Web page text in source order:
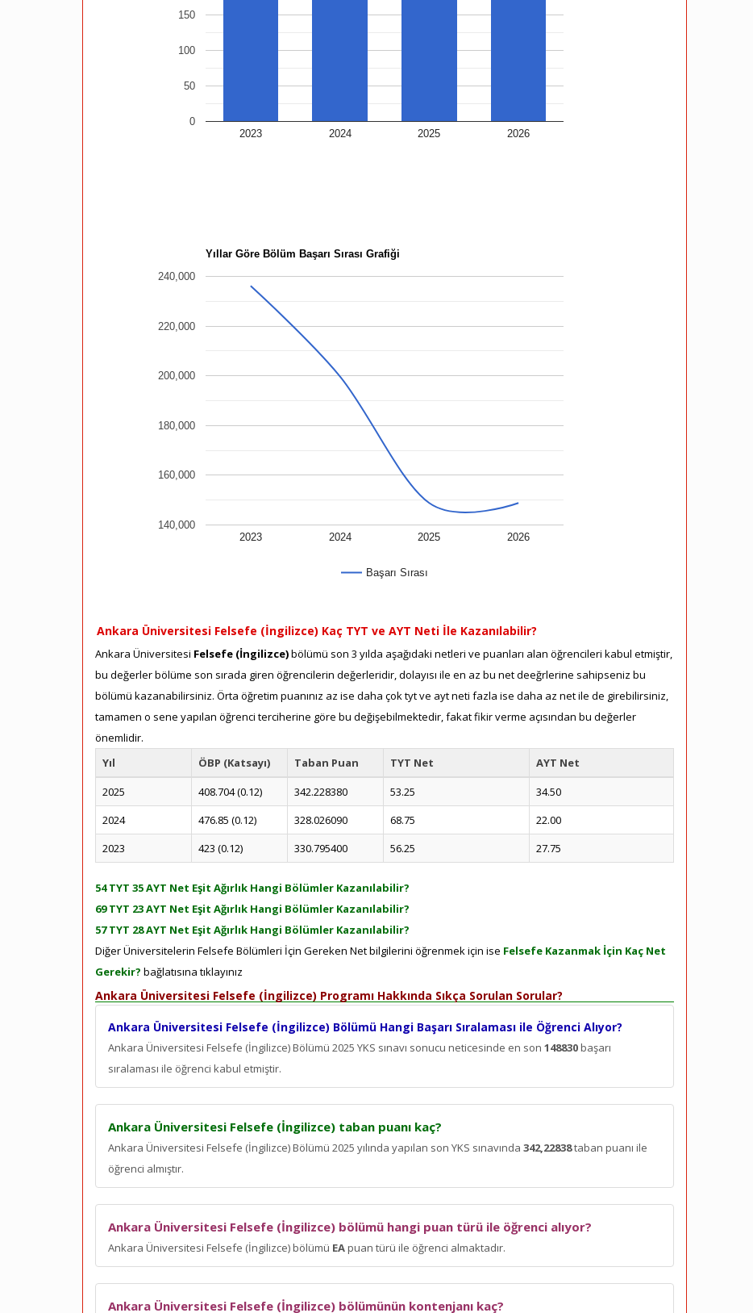
2023 2024 2025 2026
0
50
100
150
Yıllar Göre Bölüm Başarı Sırası Grafiği
Başarı Sırası
2023 2024 2025 2026
140,000
160,000
180,000
200,000
220,000
240,000
Ankara Üniversitesi Felsefe (İngilizce) Kaç TYT ve AYT Neti İle Kazanılabilir?
Ankara Üniversitesi Felsefe (İngilizce)bölümü son 3 yılda aşağıdaki netleri ve puanları alan öğrencileri kabul etmiştir,
bu değerler bölüme son sırada giren öğrencilerin değerleridir, dolayısı ile en az bu net deeğrlerine sahipseniz bu
bölümü kazanabilirsiniz. Örta öğretim puanınız az ise daha çok tyt ve ayt neti fazla ise daha az net ile de girebilirsiniz,
tamamen o sene yapılan öğrenci terciherine göre bu değişebilmektedir, fakat fikir verme açısından bu değerler
önemlidir.
Yıl
ÖBP (Katsayı) Taban Puan TYT Net
AYT Net
2025
408.704 (0.12) 342.228380 53.25
34.50
2024
476.85 (0.12) 328.026090 68.75
22.00
2023
423 (0.12) 330.795400 56.25 27.75
54 TYT 35 AYT Net Eşit Ağırlık Hangi Bölümler Kazanılabilir?
69 TYT 23 AYT Net Eşit Ağırlık Hangi Bölümler Kazanılabilir?
57 TYT 28 AYT Net Eşit Ağırlık Hangi Bölümler Kazanılabilir?
Diğer Üniversitelerin Felsefe Bölümleri İçin Gereken Net bilgilerini öğrenmek için ise Felsefe Kazanmak İçin Kaç Net
Gerekir? bağlatısına tıklayınız
Ankara Üniversitesi Felsefe (İngilizce) Programı Hakkında Sıkça Sorulan Sorular?
Ankara Üniversitesi Felsefe (İngilizce) Bölümü Hangi Başarı Sıralaması ile Öğrenci Alıyor?
Ankara Üniversitesi Felsefe (İngilizce) Bölümü 2025 YKS sınavı sonucu neticesinde en son 148830başarı
sıralaması ile öğrenci kabul etmiştir.
Ankara Üniversitesi Felsefe (İngilizce) taban puanı kaç?
Ankara Üniversitesi Felsefe (İngilizce) Bölümü 2025 yılında yapılan son YKS sınavında 342,22838taban puanı ile
öğrenci almıştır.
Ankara Üniversitesi Felsefe (İngilizce) bölümü hangi puan türü ile öğrenci alıyor?
Ankara Üniversitesi Felsefe (İngilizce) bölümü EApuan türü ile öğrenci almaktadır.
Ankara Üniversitesi Felsefe (İngilizce) bölümünün kontenjanı kaç?